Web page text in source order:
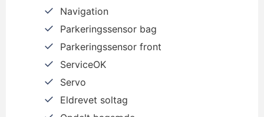
Navigation
Parkeringssensor bag
Parkeringssensor front
ServiceOK
Servo
Eldrevet soltag